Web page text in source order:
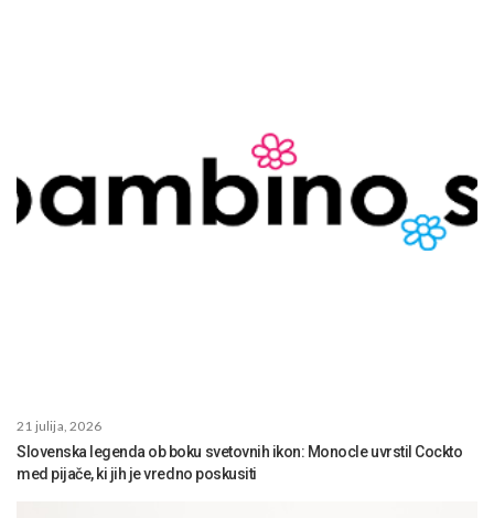
21 julija, 2026
Slovenska legenda ob boku svetovnih ikon: Monocle uvrstil Cockto
med pijače, ki jih je vredno poskusiti